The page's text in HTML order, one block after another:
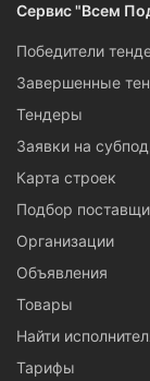
Сервис "Всем
Победители
Завершенные
Тендеры
Заявки на
Карта строек
Подбор
Организации
Объявления
Товары
Найти
Тарифы